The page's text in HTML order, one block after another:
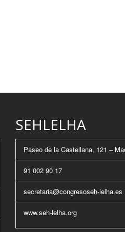
SEHLELHA
Paseo de la Castellana, 121 –
91 002 90 17
secretaria@congresoseh-lelha.es
www.seh-lelha.org